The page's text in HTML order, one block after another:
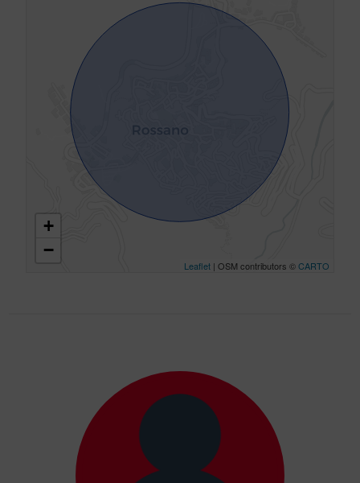
+
−
Leaflet| OSM contributors ©CARTO